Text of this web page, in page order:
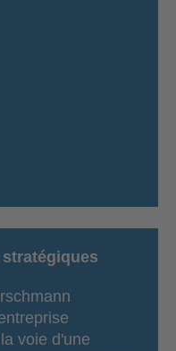
voie d'une